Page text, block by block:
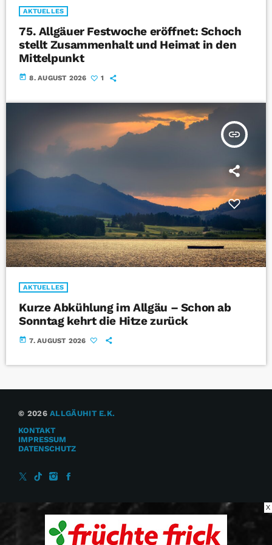
AKTUELLES
75. Allgäuer Festwoche eröffnet: Schoch
stellt Zusammenhalt und Heimat in den
Mittelpunkt
today 8. AUGUST 2026 1
insert_link
AKTUELLES
Kurze Abkühlung im Allgäu – Schon ab
Sonntag kehrt die Hitze zurück
today 7. AUGUST 2026
© 2026ALLGÄUHIT E.K.
KONTAKT
IMPRESSUM
DATENSCHUTZ
X